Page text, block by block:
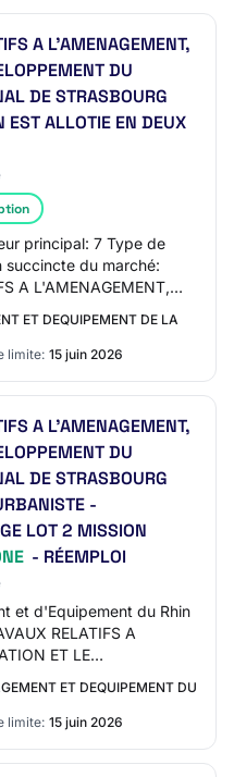
A L’AMENAGEMENT,
DU
DE STRASBOURG
ALLOTIE EN DEUX
principal: 7 Type de
succincte du marché:
A L'AMENAGEMENT,
DU MARCHE
ET DEQUIPEMENT DE LA
limite: 15 juin 2026
A L'AMENAGEMENT,
DU
DE STRASBOURG
-
LOT 2 MISSION
- RÉEMPLOI
et d'Equipement du Rhin
RELATIFS A
ET LE
D'INTERET NATIONAL
ET DEQUIPEMENT DU
limite: 15 juin 2026